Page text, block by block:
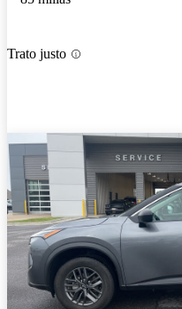
Trato justo